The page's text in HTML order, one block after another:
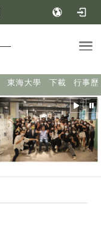
東海大學 下載 行事歷